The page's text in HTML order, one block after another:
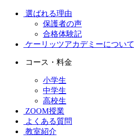
選ばれる理由
保護者の声
合格体験記
ケーリッツアカデミーについて
コース・料金
小学生
中学生
高校生
ZOOM授業
よくある質問
教室紹介